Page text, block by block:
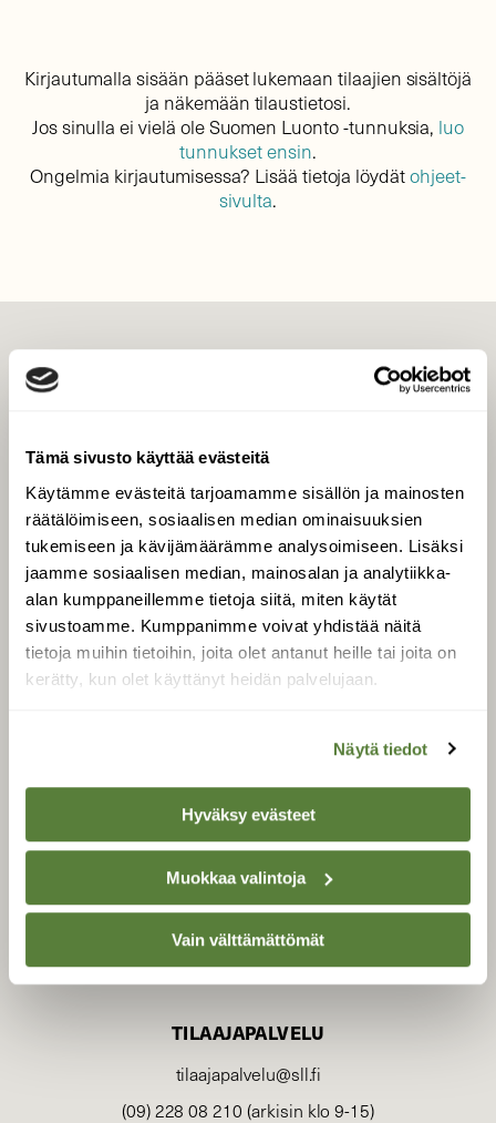
Tämä sivusto käyttää evästeitä
Käytämme evästeitä tarjoamamme sisällön ja mainosten
räätälöimiseen, sosiaalisen median ominaisuuksien
tukemiseen ja kävijämäärämme analysoimiseen. Lisäksi
jaamme sosiaalisen median, mainosalan ja analytiikka-
alan kumppaneillemme tietoja siitä, miten käytät
sivustoamme. Kumppanimme voivat yhdistää näitä
tietoja muihin tietoihin, joita olet antanut heille tai joita on
kerätty, kun olet käyttänyt heidän palvelujaan.
Näytä tiedot
Hyväksy evästeet
Muokkaa valintoja
Vain välttämättömät
Kirjautumalla sisään pääset lukemaan tilaajien sisältöjä
ja näkemään tilaustietosi.
Jos sinulla ei vielä ole Suomen Luonto -tunnuksia, luo
tunnukset ensin.
Ongelmia kirjautumisessa? Lisää tietoja löydätohjeet-
sivulta.
Tilaa digilukuoikeus
Äänestä parasta juttua
Tilaa uutiskirje
SUOMEN LUONNON­
SUOJELU­LIITTO
Suomen Luonto -lehden
luonnonsuojelu­liitto.
TILAAJAPALVELU
tilaajapalvelu@sll.fi
(09) 228 08 210 (arkisin klo 9-15)